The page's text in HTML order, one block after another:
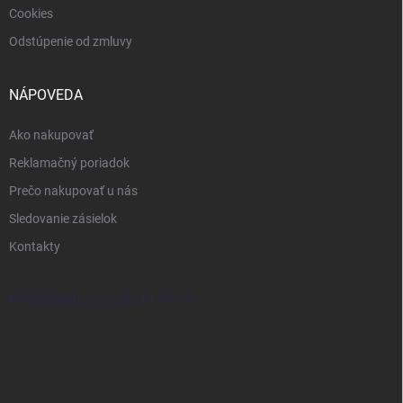
Cookies
Odstúpenie od zmluvy
NÁPOVEDA
Ako nakupovať
Reklamačný poriadok
Prečo nakupovať u nás
Sledovanie zásielok
Kontakty
PRIJÍMAME ONLINE PLATBY